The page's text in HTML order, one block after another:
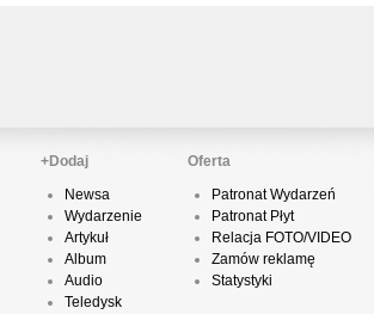
+Dodaj
Newsa
Wydarzenie
Artykuł
Album
Audio
Teledysk
Oferta
Patronat Wydarzeń
Patronat Płyt
Relacja FOTO/VIDEO
Zamów reklamę
Statystyki